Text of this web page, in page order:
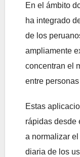
En el ámbito
ha integrado
de los
ampliamente
concentran el
entre
Estas
rápidas desde
a normalizar
diaria de los